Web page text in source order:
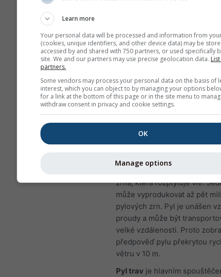
sípání, kašel, nachlazení,
bronchitida
ovzduší čtvrtý panel
předpověď pylu pro Brunn an
Schneebergbahn.
Březový pylpatří k
vzdušným alergenům během
období, případně později v
vyšších zeměpisných šířkách.
zrna, která rozptyluje vítr.
může vyprodukovat až pět
pylových zrn. Pyl je unášen
proudy a může být
velké vzdálenosti. Proto
předpověď pylu překrytou
větru v 10 m.
Pyl trav je hlavním
Learn more
Your personal data will be processed and information from
(cookies, unique identifiers, and other device data) may be
accessed by and shared with 750 partners, or used specifically
site. We and our partners may use precise geolocation data.
partners.
Some vendors may process your personal data on the basis of
interest, which you can object to by managing your options
for a link at the bottom of this page or in the site menu to
withdraw consent in privacy and cookie settings.
OK
Manage options